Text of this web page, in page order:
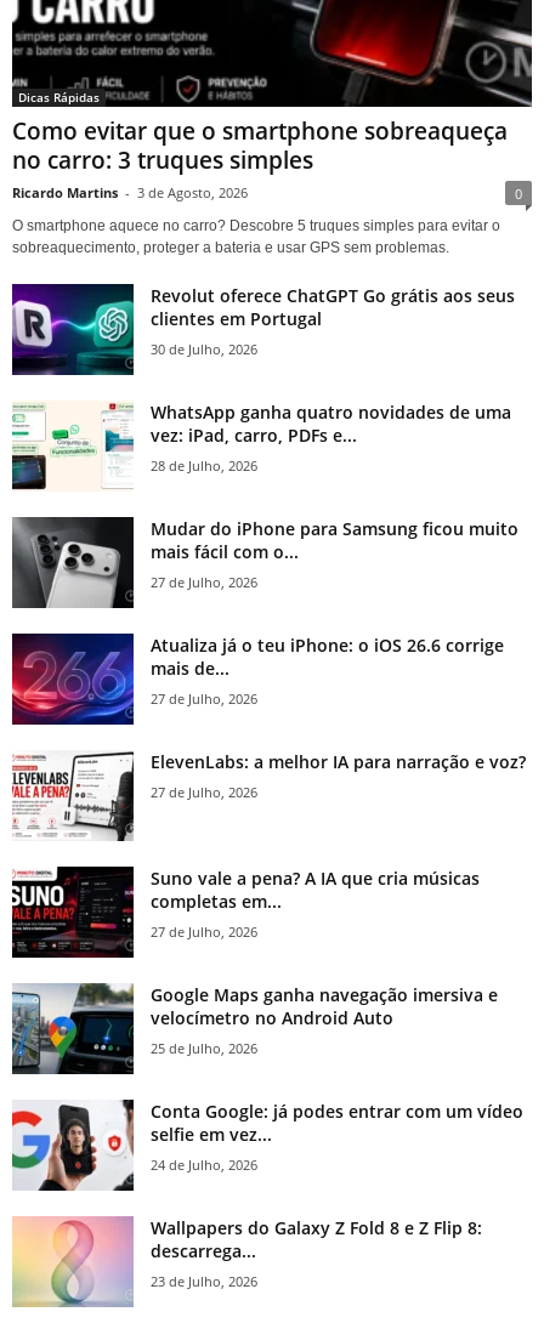
Dicas Rápidas
Como evitar que o smartphone sobreaqueça
no carro: 3 truques simples
Ricardo Martins - 3 de Agosto, 2026 0
O smartphone aquece no carro? Descobre 5 truques simples para evitar o
sobreaquecimento, proteger a bateria e usar GPS sem problemas.
Revolut oferece ChatGPT Go grátis aos seus
clientes em Portugal
30 de Julho, 2026
WhatsApp ganha quatro novidades de uma
vez: iPad, carro, PDFs e...
28 de Julho, 2026
Mudar do iPhone para Samsung ficou muito
mais fácil com o...
27 de Julho, 2026
Atualiza já o teu iPhone: o iOS 26.6 corrige
mais de...
27 de Julho, 2026
ElevenLabs: a melhor IA para narração e voz?
27 de Julho, 2026
Suno vale a pena? A IA que cria músicas
completas em...
27 de Julho, 2026
Google Maps ganha navegação imersiva e
velocímetro no Android Auto
25 de Julho, 2026
Conta Google: já podes entrar com um vídeo
selfie em vez...
24 de Julho, 2026
Wallpapers do Galaxy Z Fold 8 e Z Flip 8:
descarrega...
23 de Julho, 2026